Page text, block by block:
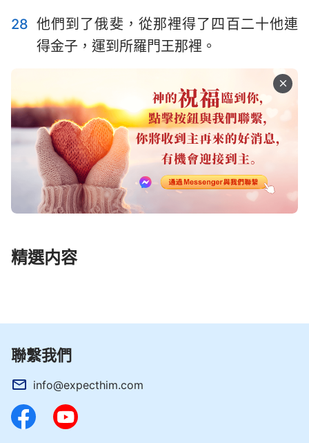
28 他們到了俄斐，從那裡得了四百二十他連
得金子，運到所羅門王那裡。
精選内容
聯繫我們
info@expecthim.com